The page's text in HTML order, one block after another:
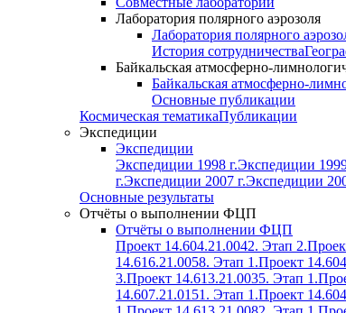
Лаборатория полярного аэрозоля
Лаборатория полярного
История сотрудничества
Байкальская атмосферно-
Байкальская атмосферно-
Основные публикации
Космическая тематикаПубликации
Экспедиции
Экспедиции
Экспедиции 1998 г.Экспедиции
г.Экспедиции 2007 г.Экспедиции
Основные результаты
Отчёты о выполнении ФЦП
Отчёты о выполнении ФЦП
Проект 14.604.21.0042. Этап 2.
14.616.21.0058. Этап 1.Проект
3.Проект 14.613.21.0035. Этап 1.
14.607.21.0151. Этап 1.Проект